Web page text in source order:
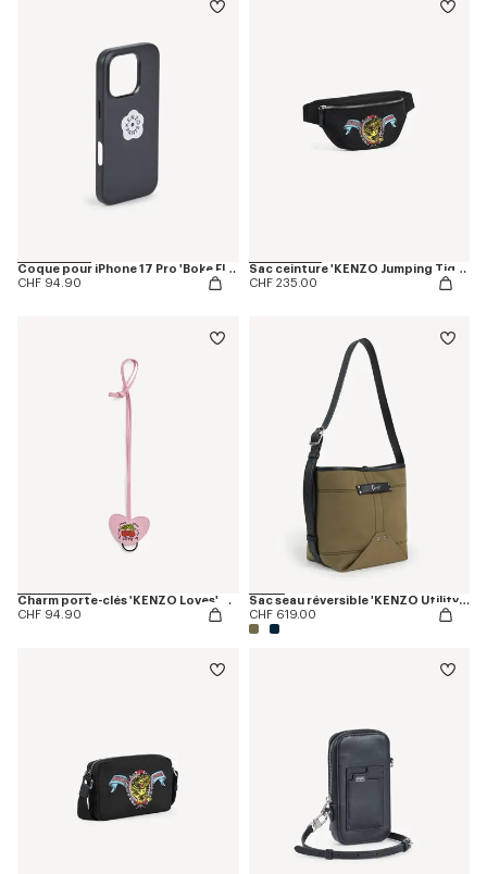
Coque pour iPhone 17 Pro 'Boke Flower 2.0'
CHF 94.90
Sac ceinture 'KENZO Jumping Tiger'
CHF 235.00
Charm porte-clés 'KENZO Loves' en cuir
CHF 94.90
Sac seau réversible 'KENZO Utility' en toile et cuir
CHF 619.00